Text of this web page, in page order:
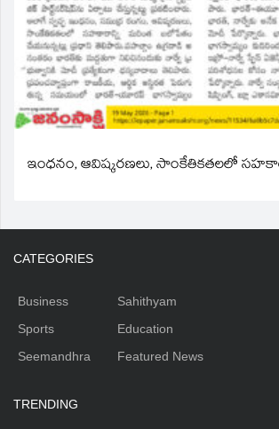
ఇంధనం, ఆవిష్కరణలు, సాంకేతికతలలో
CATEGORIES
Business
Sports
Seemandhra
Sahithyam
Education
Featured News
TRENDING